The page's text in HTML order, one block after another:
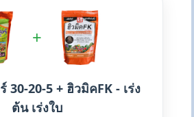
+
30-20-5 + ฮิวมิคFK - เร่ง
ต้น เร่งใบ